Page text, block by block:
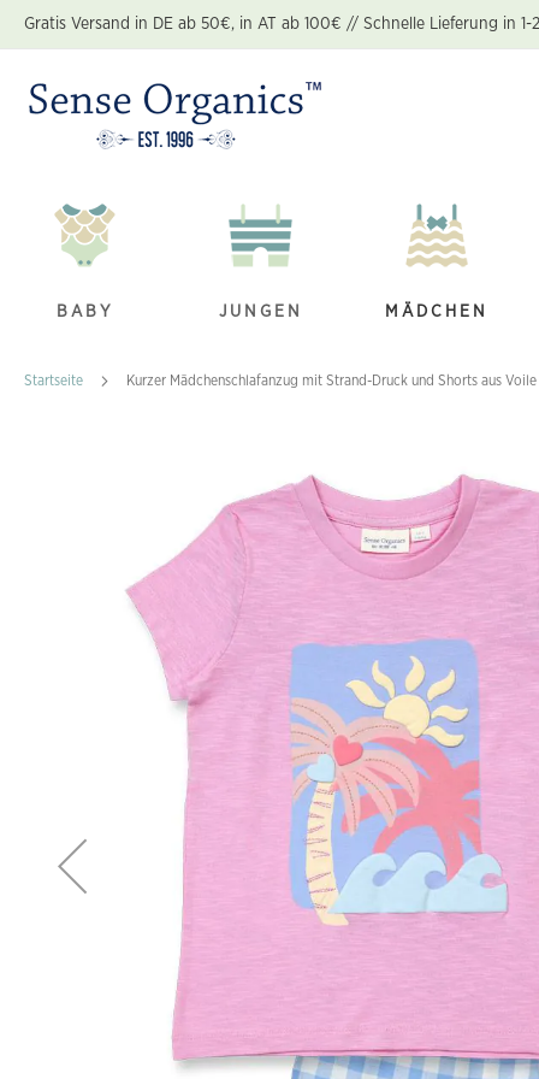
Zum
Inhalt
Gratis Versand in DE ab 50€, in AT ab 100€ // Schnelle Lieferung in 1-
BABY JUNGEN MÄDCHEN
Startseite Kurzer Mädchenschlafanzug mit Strand-Druck und Shorts aus